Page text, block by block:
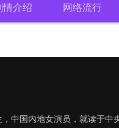
情介绍 网络流行
中国内地女演员，就读于中